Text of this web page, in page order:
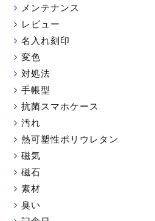
メンテナンス
レビュー
名入れ刻印
変色
対処法
手帳型
抗菌スマホケース
汚れ
熱可塑性ポリウレタン
磁気
磁石
素材
臭い